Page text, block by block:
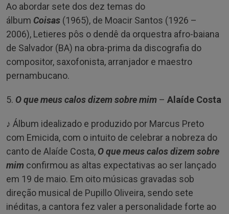
Ao abordar sete dos dez temas do
álbum Coisas (1965), de Moacir Santos (1926 –
2006), Letieres pôs o dendê da orquestra afro-baiana
de Salvador (BA) na obra-prima da discografia do
compositor, saxofonista, arranjador e maestro
pernambucano.
5. O que meus calos dizem sobre mim – Alaíde Costa
♪ Álbum idealizado e produzido por Marcus Preto
com Emicida, com o intuito de celebrar a nobreza do
canto de Alaíde Costa, O que meus calos dizem sobre
mim confirmou as altas expectativas ao ser lançado
em 19 de maio. Em oito músicas gravadas sob
direção musical de Pupillo Oliveira, sendo sete
inéditas, a cantora fez valer a personalidade forte ao